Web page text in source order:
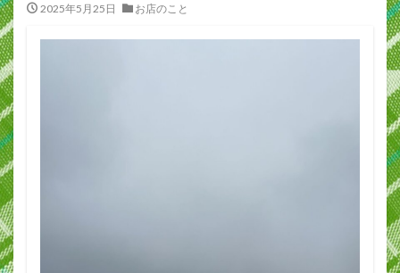
2025年5月25日 お店のこと